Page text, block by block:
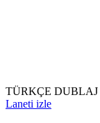
TÜRKÇE DUBLAJ
Laneti izle